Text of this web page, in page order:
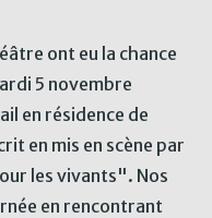
ont eu la chance
5 novembre
en résidence de
en mis en scène par
les vivants". Nos
en rencontrant